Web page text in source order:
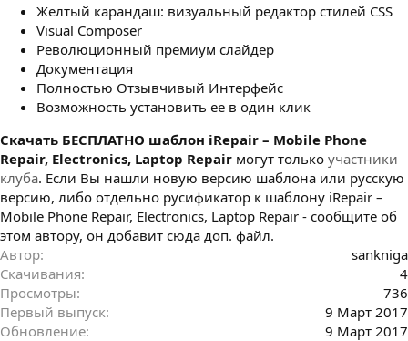
Желтый карандаш: визуальный редактор стилей CSS
Visual Composer
Революционный премиум слайдер
Документация
Полностью Отзывчивый Интерфейс
Возможность установить ее в один клик
Cкачать БЕСПЛАТНО шаблон iRepair – Mobile Phone
Repair, Electronics, Laptop Repair могут только участники
клуба. Если Вы нашли новую версию шаблона или русскую
версию, либо отдельно русификатор к шаблону iRepair –
Mobile Phone Repair, Electronics, Laptop Repair - сообщите об
этом автору, он добавит сюда доп. файл.
Автор
sankniga
Скачивания
4
Просмотры
736
Первый выпуск
9 Март 2017
Обновление
9 Март 2017